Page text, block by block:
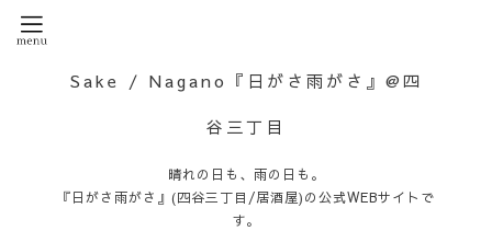
Sake / Nagano『日がさ雨がさ』@四
谷三丁目
晴れの日も、雨の日も。
『日がさ雨がさ』(四谷三丁目/居酒屋)の公式WEBサイトで
す。